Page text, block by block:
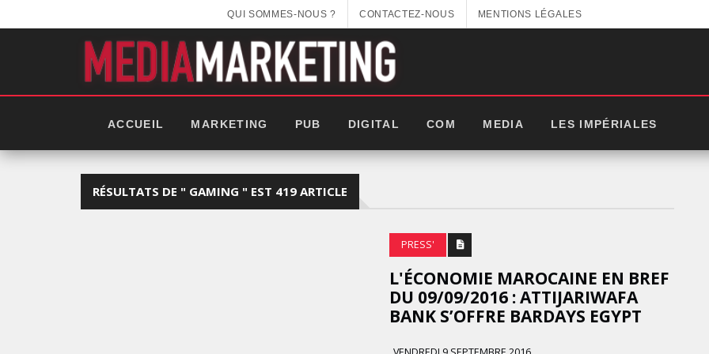
QUI SOMMES-NOUS ? CONTACTEZ-NOUS MENTIONS LÉGALES
ACCUEIL MARKETING PUB DIGITAL COM MEDIA LES IMPÉRIALES
RÉSULTATS DE " GAMING " EST 419 ARTICLE
PRESS'
L'ÉCONOMIE MAROCAINE EN BREF
DU 09/09/2016 : ATTIJARIWAFA
BANK S’OFFRE BARDAYS EGYPT